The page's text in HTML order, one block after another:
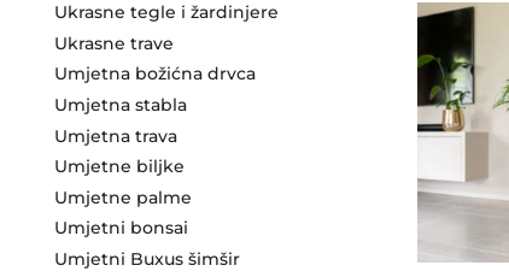
Ukrasne tegle i žardinjere
Ukrasne trave
Umjetna božićna drvca
Umjetna stabla
Umjetna trava
Umjetne biljke
Umjetne palme
Umjetni bonsai
Umjetni Buxus šimšir